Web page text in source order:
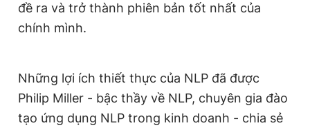
đề ra và trở thành phiên bản tốt nhất của
chính mình.
Những lợi ích thiết thực của NLP đã được
Philip Miller - bậc thầy về NLP, chuyên gia đào
tạo ứng dụng NLP trong kinh doanh - chia sẻ